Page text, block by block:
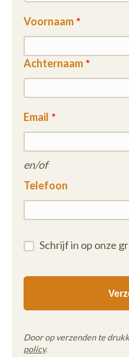
Voornaam
Achternaam
Email
en/of
Telefoon
Schrijf in op onze
Door op verzenden te
policy.